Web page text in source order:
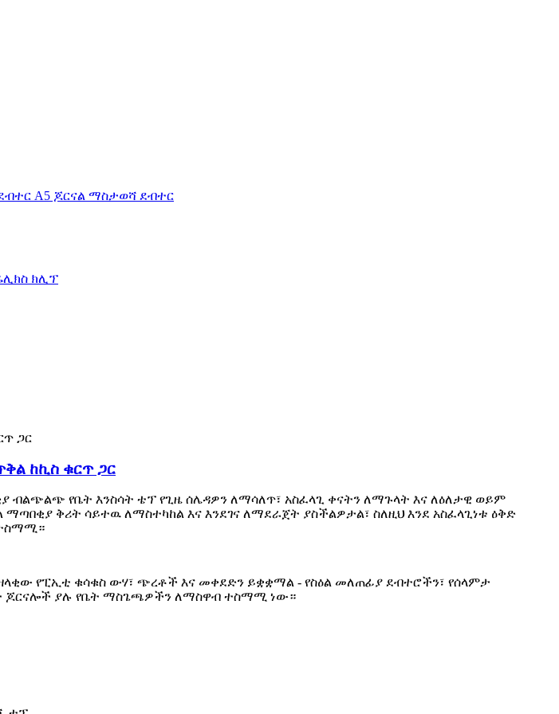
ከኪስ ቁርጥ ጋር
ብልጭልጭ የቤት እንስሳት ቴፕ የጊዜ ሰሌዳዎን ለማሳለጥ፣ አስፈላጊ ቀናትን ለማጉላት እና ለዕለታዊ ወይም
ቅሪት ሳይተዉ ለማስተካከል እና እንደገና ለማደራጀት ያስችልዎታል፣ ስለዚህ እንደ አስፈላጊነቱ ዕቅድ
የፒኢቲ ቁሳቁስ ውሃ፣ ጭረቶች እና መቀደድን ይቋቋማል - የስዕል መለጠፊያ ደብተሮችን፣ የሰላምታ
ጆርናሎች ያሉ የቤት ማስጌጫዎችን ለማስዋብ ተስማሚ ነው።